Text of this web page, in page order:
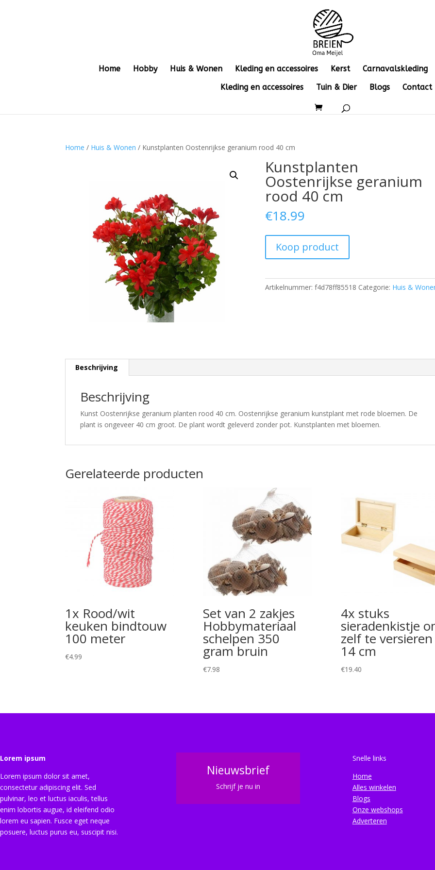
Home Hobby Huis & Wonen Kleding en accessoires Kerst
Carnavalskleding
Kleding en accessoires
Tuin & Dier Blogs Contact
Home / Huis & Wonen / Kunstplanten Oostenrijkse geranium rood 40 cm
Kunstplanten
Oostenrijkse geranium
rood 40 cm
€18.99
Koop product
Artikelnummer:f4d78ff85518 Categorie: Huis &
Beschrijving
Beschrijving
Kunst Oostenrijkse geranium planten rood 40 cm. Oostenrijkse geranium kunstplant met rode bloemen. De
plant is ongeveer 40 cm groot. De plant wordt geleverd zonder pot. Kunstplanten met bloemen.
Gerelateerde producten
1x Rood/wit
keuken bindtouw
100 meter
€4.99
Set van 2 zakjes
Hobbymateriaal
schelpen 350
gram bruin
€7.98
4x stuks
sieradenkistje
zelf te versieren
14 cm
€19.40
Lorem ipsum
Lorem ipsum dolor sit amet,
consectetur adipiscing elit. Sed
pulvinar, leo et luctus iaculis, tellus
enim lobortis augue, id eleifend odio
lorem eu sapien. Fusce eget neque
posuere, luctus purus eu, suscipit nisi.
Nieuwsbrief
Schrijf je nu in
Snelle links
Home
Alles winkelen
Blogs
Onze webshops
Adverteren